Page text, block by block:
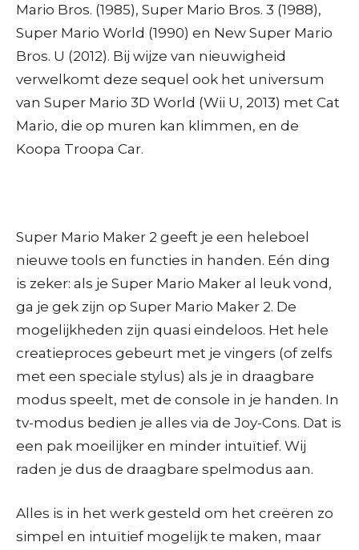
Mario Bros. (1985), Super Mario Bros. 3 (1988),
Super Mario World (1990) en New Super Mario
Bros. U (2012). Bij wijze van nieuwigheid
verwelkomt deze sequel ook het universum
van Super Mario 3D World (Wii U, 2013) met Cat
Mario, die op muren kan klimmen, en de
Koopa Troopa Car.
Super Mario Maker 2 geeft je een heleboel
nieuwe tools en functies in handen. Eén ding
is zeker: als je Super Mario Maker al leuk vond,
ga je gek zijn op Super Mario Maker 2. De
mogelijkheden zijn quasi eindeloos. Het hele
creatieproces gebeurt met je vingers (of zelfs
met een speciale stylus) als je in draagbare
modus speelt, met de console in je handen. In
tv-modus bedien je alles via de Joy-Cons. Dat is
een pak moeilijker en minder intuïtief. Wij
raden je dus de draagbare spelmodus aan.
Alles is in het werk gesteld om het creëren zo
simpel en intuïtief mogelijk te maken, maar